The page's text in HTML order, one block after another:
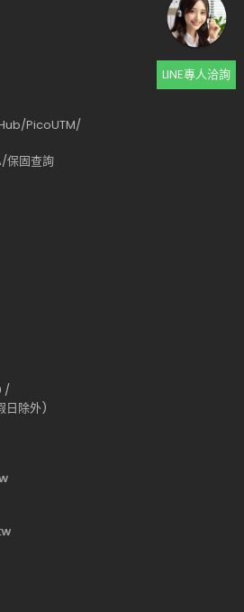
PicoUTM/
保固查詢
/
日除外)
LINE專人洽詢